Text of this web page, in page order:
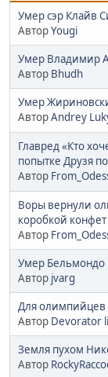
Умер сэр Клайв
АвторYougi
Умер Владимир
Автор Bhudh
Умер
АвторAndrey
Главред «Кто
попытке Друзя
Автор
Воры вернули
коробкой
Автор
Умер Бельмондо
Автор jvarg
Для олимпийцев
Автор Devorator
Земля пухом
Автор